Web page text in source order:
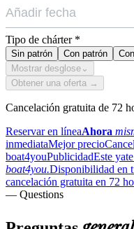
Tipo de chárter *
Sin patrón Con patrón
Mostrar desglose ⌄
Obtener una oferta →
Cancelación gratuita de 72
Reservar en líneaAhora
inmediataMejor precio
boat4youPublicidadEste
boat4you.Disponibilidad en
cancelación gratuita en 72
— Questions